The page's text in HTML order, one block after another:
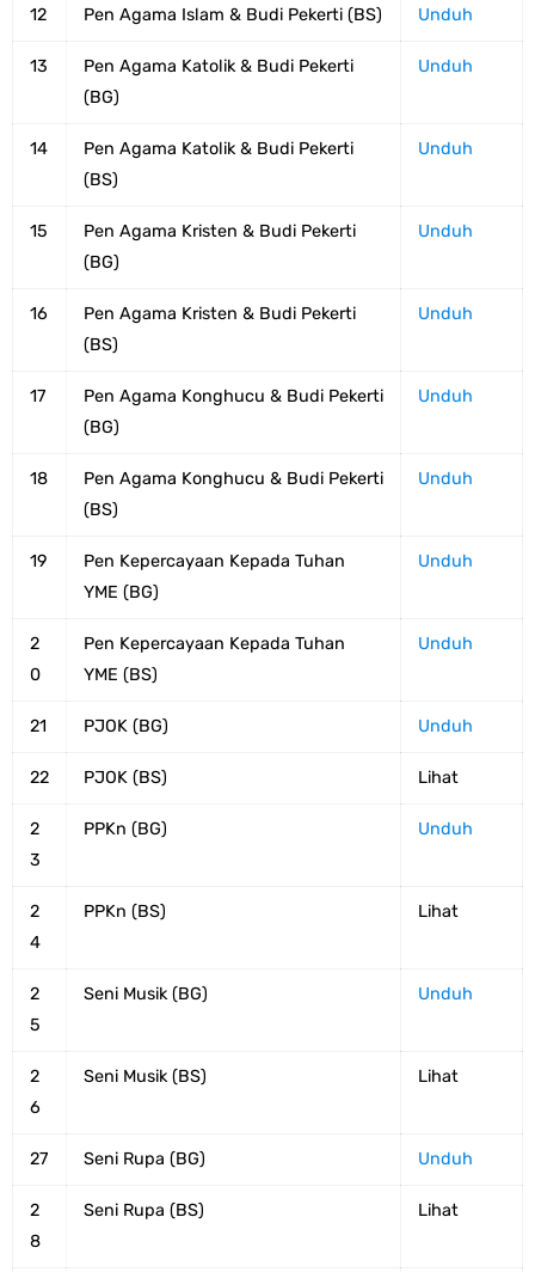
12 Pen Agama Islam & Budi Pekerti (BS) Unduh
13
Pen Agama Katolik & Budi Pekerti
(BG)
Unduh
14
Pen Agama Katolik & Budi Pekerti
(BS)
Unduh
15
Pen Agama Kristen & Budi Pekerti
(BG)
Unduh
16
Pen Agama Kristen & Budi Pekerti
(BS)
Unduh
17
Pen Agama Konghucu & Budi Pekerti
(BG)
Unduh
18
Pen Agama Konghucu & Budi Pekerti
(BS)
Unduh
19
Pen Kepercayaan Kepada Tuhan
YME (BG)
Unduh
2
0
Pen Kepercayaan Kepada Tuhan
YME (BS)
Unduh
21 PJOK (BG) Unduh
22 PJOK (BS) Lihat
2
3
PPKn (BG) Unduh
2
4
PPKn (BS) Lihat
2
5
Seni Musik (BG) Unduh
2
6
Seni Musik (BS) Lihat
27 Seni Rupa (BG) Unduh
2
8
Seni Rupa (BS) Lihat